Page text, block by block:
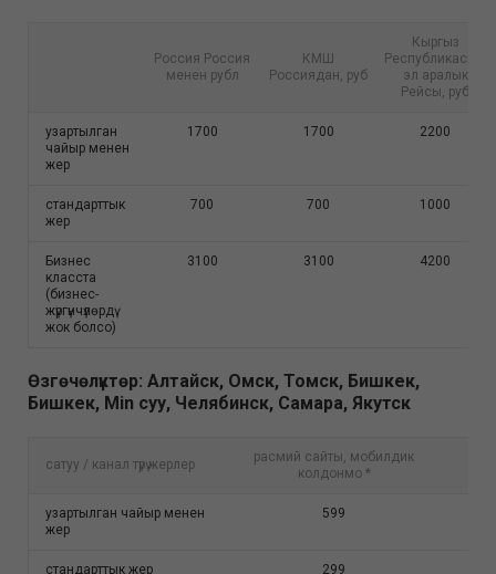
Россия Россия
менен рубл
КМШ
Россиядан, руб
Кыргыз
эл аралык
Рейсы, руб
узартылган
чайыр менен
жер
1700 1700 2200
стандарттык
жер
700 700 1000
Бизнес
класста
(бизнес-
жүргүнчүлөрдү
жок болсо)
3100 3100 4200
Өзгөчөлүктөр: Алтайск, Омск, Томск, Бишкек,
Бишкек, Min суу, Челябинск, Самара, Якутск
сатуу / канал түрү жерлер
расмий сайты, мобилдик
колдонмо *
узартылган чайыр менен
жер
599
стандарттык жер 299